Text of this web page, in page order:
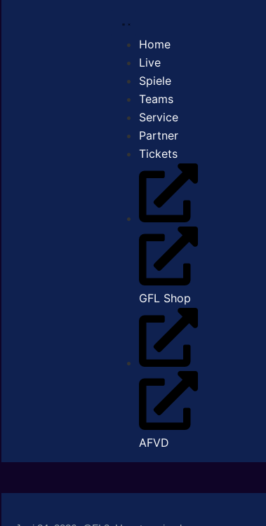
Home
Live
Spiele
Teams
Service
Partner
Tickets
GFL Shop
AFVD